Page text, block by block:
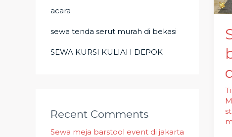
acara
sewa tenda serut murah di bekasi
SEWA KURSI KULIAH DEPOK
Recent Comments
Sewa meja barstool event di jakarta
m